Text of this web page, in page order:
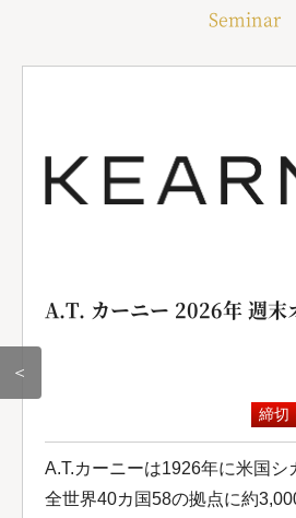
Seminar
＜
A.T. カーニー 2026年 週末
締切
A.T.カーニーは1926年に米国シ
全世界40カ国58の拠点に約